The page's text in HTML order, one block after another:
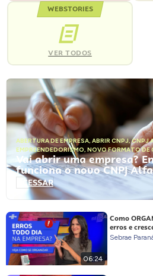
WEBSTORIES
VER TODOS
ABERTURA DE EMPRESA, ABRIR CNPJ,CNPJ
EMPREENDEDORISMO, NOVO FORMATO DE
Vai abrir uma empresa?
funciona o novo CNPJ
ACESSAR
06:24
Como
erros e
Sebrae